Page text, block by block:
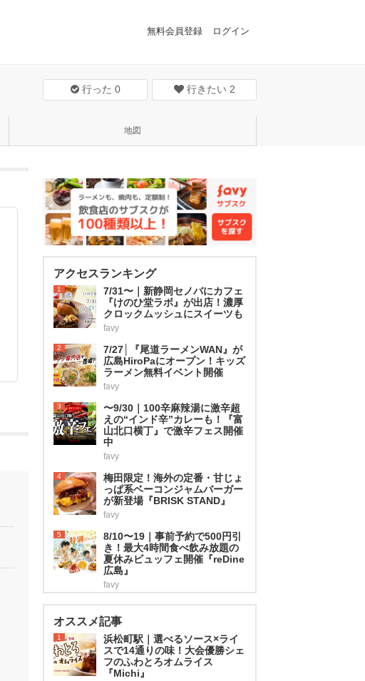
無料会員登録 ログイン
行った 0 行きたい 2
地図
アクセスランキング
1
7/31〜｜新静岡セノバにカフェ
『けのひ堂ラボ』が出店！濃厚
クロックムッシュにスイーツも
favy
2
7/27│『尾道ラーメンWAN』が
広島HiroPaにオープン！キッズ
ラーメン無料イベント開催
favy
3
〜9/30｜100辛麻辣湯に激辛超
えの“インド辛”カレーも！『富
山北口横丁』で激辛フェス開催
中
favy
4
梅田限定！海外の定番・甘じょ
っぱ系ベーコンジャムバーガー
が新登場『BRISK STAND』
favy
5
8/10〜19｜事前予約で500円引
き！最大4時間食べ飲み放題の
夏休みビュッフェ開催『reDine
広島』
favy
オススメ記事
1
浜松町駅｜選べるソース×ライ
スで14通りの味！大会優勝シェ
フのふわとろオムライス
『Michi』